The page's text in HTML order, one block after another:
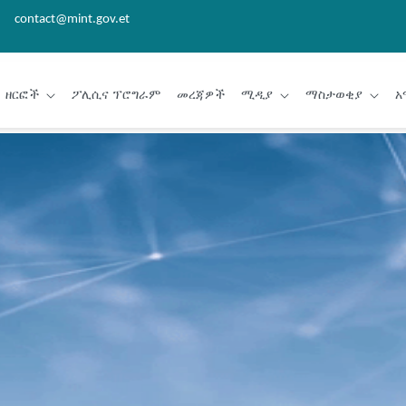
contact@mint.gov.et
ዘርፎች ፖሊሲና ፕሮግራም መረጃዎች ሚዲያ ማስታወቂያ